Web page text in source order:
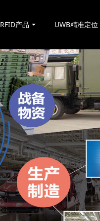
RFID产品 UWB精准定位